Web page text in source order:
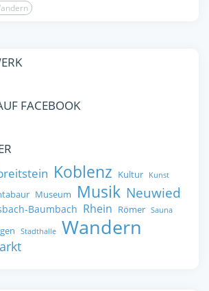
FACEBOOK
Koblenz Kultur Kunst
Museum Musik Neuwied
Baumbach Rhein Römer Sauna
Stadthalle Wandern